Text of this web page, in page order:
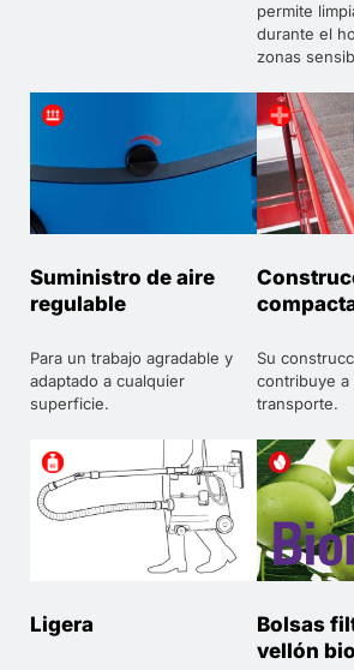
permite
durante el
zonas
Suministro de aire
regulable
Para un trabajo agradable y
adaptado a cualquier
superficie.
Su
contribuye a
transporte.
Ligera
Bolsas
vellón